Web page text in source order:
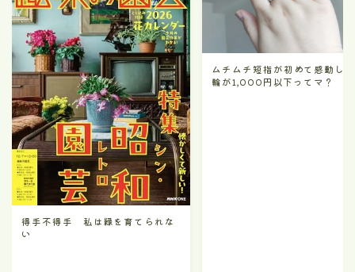
得手不得手 私は緑を育てられな
い
ムチムチ短指が初めて感動し
輪が1,000円以下ってマ？